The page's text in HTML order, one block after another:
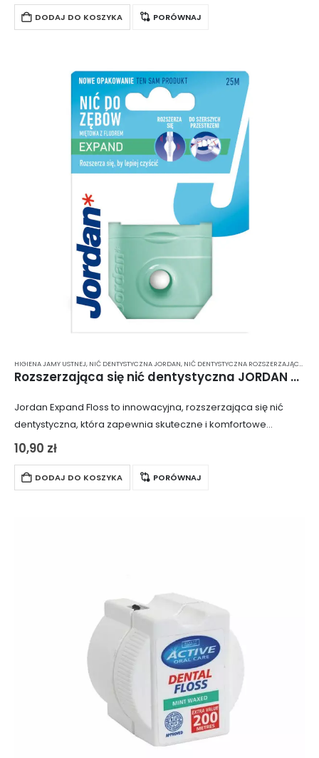
długości i wygodnej…
DODAJ DO KOSZYKA PORÓWNAJ
HIGIENA JAMY USTNEJ, NIĆ DENTYSTYCZNA JORDAN, NIĆ DENTYSTYCZNA ROZSZERZAJĄCA SIĘ
Rozszerzająca się nić dentystyczna JORDAN Expand Floss
Jordan Expand Floss to innowacyjna, rozszerzająca się nić
dentystyczna, która zapewnia skuteczne i komfortowe
czyszczenie przestrzeni międzyzębowych. Dzięki swojej
unikalnej właściwości rozszerzania się pod wpływem kontaktu
ze śliną, nić ta…
10,90 zł
DODAJ DO KOSZYKA PORÓWNAJ